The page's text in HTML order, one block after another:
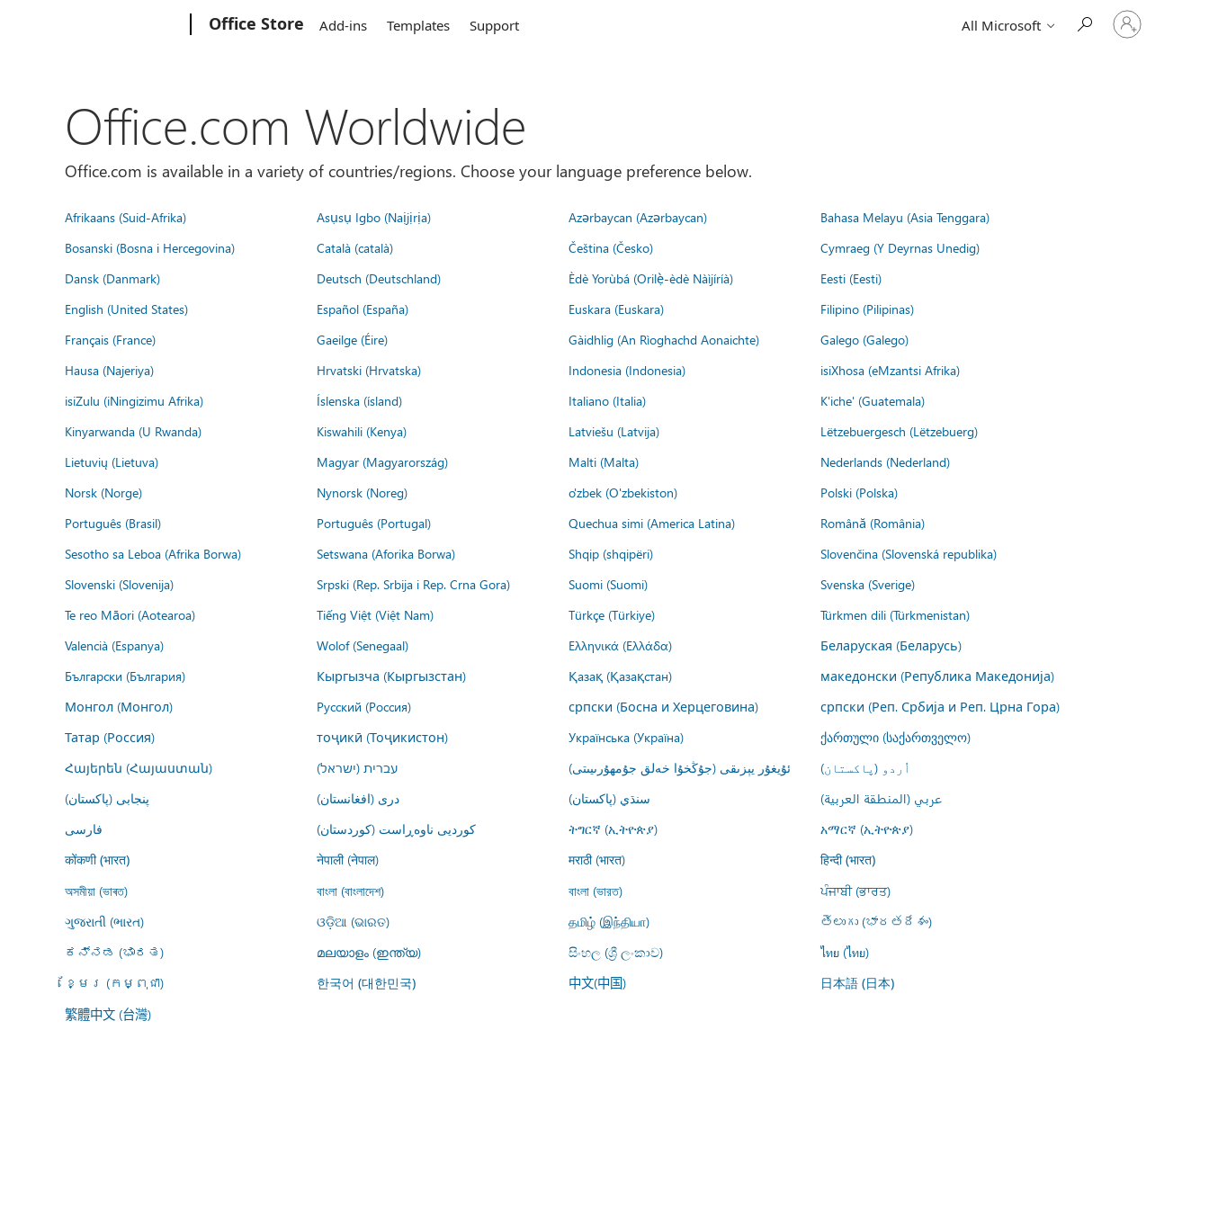
Office Store Add-ins Templates Support All Microsoft
Sign
in
Office.com Worldwide
Office.com is available in a variety of countries/regions. Choose your language preference below.
Afrikaans (Suid-Afrika) Asụsụ Igbo (Naịjịrịa) Azərbaycan (Azərbaycan)
Bahasa Melayu (Asia Tenggara)
Bosanski (Bosna i Hercegovina)
Català (català) Čeština (Česko)
Cymraeg (Y Deyrnas Unedig)
Dansk (Danmark)
Deutsch (Deutschland) Èdè Yorùbá (Orilẹ̀-èdè Nàìjíríà)
Eesti (Eesti)
English (United States)
Español (España) Euskara (Euskara)
Filipino (Pilipinas)
Français (France)
Gaeilge (Éire) Gàidhlig (An Rìoghachd Aonaichte)
Galego (Galego)
Hausa (Najeriya)
Hrvatski (Hrvatska) Indonesia (Indonesia)
isiXhosa (eMzantsi Afrika)
isiZulu (iNingizimu Afrika)
Íslenska (ísland) Italiano (Italia)
K'iche' (Guatemala)
Kinyarwanda (U Rwanda)
Kiswahili (Kenya) Latviešu (Latvija)
Lëtzebuergesch (Lëtzebuerg)
Lietuvių (Lietuva)
Magyar (Magyarország) Malti (Malta)
Nederlands (Nederland)
Norsk (Norge)
Nynorsk (Noreg) o'zbek (O'zbekiston)
Polski (Polska)
Português (Brasil)
Português (Portugal) Quechua simi (America Latina)
Română (România)
Sesotho sa Leboa (Afrika Borwa)
Setswana (Aforika Borwa) Shqip (shqipëri)
Slovenčina (Slovenská republika)
Slovenski (Slovenija)
Srpski (Rep. Srbija i Rep. Crna Gora) Suomi (Suomi)
Svenska (Sverige)
Te reo Māori (Aotearoa)
Tiếng Việt (Việt Nam) Türkçe (Türkiye)
Türkmen dili (Türkmenistan)
Valencià (Espanya)
Wolof (Senegaal) Ελληνικά (Ελλάδα)
Беларуская (Беларусь)
Български (България)
Кыргызча (Кыргызстан) Қазақ (Қазақстан)
македонски (Република Македонија)
Монгол (Монгол)
Русский (Россия) српски (Босна и Херцеговина)
српски (Реп. Србија и Реп. Црна Гора)
Татар (Россия)
тоҷикӣ (Тоҷикистон) Українська (Україна)
ქართული (საქართველო)
Հայերեն (Հայաստան)
עברית (ישראל) ئۇيغۇر يېزىقى (جۇڭخۇا خەلق جۇمھۇرىيىتى)
اُردو (پاکستان)
پنجابی (پاکستان)
درى (افغانستان) سنڌي (پاکستان)
عربي (المنطقة العربية)
فارسى
کوردیی ناوەڕاست (کوردستان) ትግርኛ (ኢትዮጵያ) አማርኛ (ኢትዮጵያ)
कोंकणी (भारत) नेपाली (नेपाल) मराठी (भारत) हिन्दी (भारत)
অসমীয়া (ভাৰত) বাংলা (বাংলাদেশ) বাংলা (ভারত)
ਪੰਜਾਬੀ (ਭਾਰਤ)
ગુજરાતી (ભારત)
ଓଡ଼ିଆ (ଭାରତ) தமிழ் (இந்தியா)
తెలుగు (భారతదేశం)
ಕನ್ನಡ (ಭಾರತ)
മലയാളം (ഇന്ത്യ) සිංහල (ශ්‍රී ලංකාව)
ไทย (ไทย)
ខ្មែរ (កម្ពុជា)
한국어 (대한민국) 中文(中国) 日本語 (日本)
繁體中文 (台灣)